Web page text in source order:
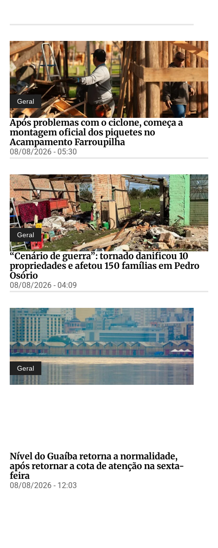
Geral
Após problemas com o ciclone, começa a
montagem oficial dos piquetes no
Acampamento Farroupilha
08/08/2026 - 05:30
Geral
“Cenário de guerra”: tornado danificou 10
propriedades e afetou 150 famílias em Pedro
Osório
08/08/2026 - 04:09
Geral
Nível do Guaíba retorna a normalidade,
após retornar a cota de atenção na sexta-
feira
08/08/2026 - 12:03